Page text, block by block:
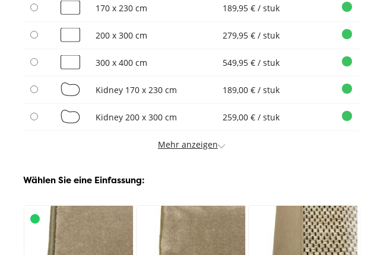
170 x 230 cm 189,95 € / stuk
200 x 300 cm 279,95 € / stuk
300 x 400 cm 549,95 € / stuk
Kidney 170 x 230 cm 189,00 € / stuk
Kidney 200 x 300 cm 259,00 € / stuk
Mehr anzeigen
Wählen Sie eine Einfassung: